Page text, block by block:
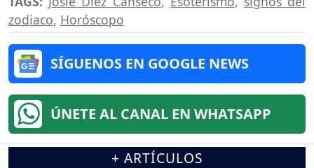
zodiaco, Horóscopo
SÍGUENOS EN GOOGLE NEWS
ÚNETE AL CANAL EN WHATSAPP
+ ARTÍCULOS